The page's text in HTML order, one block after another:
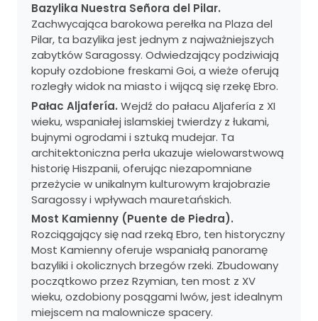
Bazylika Nuestra Señora del Pilar.
Zachwycająca barokowa perełka na Plaza del
Pilar, ta bazylika jest jednym z najważniejszych
zabytków Saragossy. Odwiedzający podziwiają
kopuły ozdobione freskami Goi, a wieże oferują
rozległy widok na miasto i wijącą się rzekę Ebro.
Pałac Aljafería. Wejdź do pałacu Aljafería z XI
wieku, wspaniałej islamskiej twierdzy z łukami,
bujnymi ogrodami i sztuką mudejar. Ta
architektoniczna perła ukazuje wielowarstwową
historię Hiszpanii, oferując niezapomniane
przeżycie w unikalnym kulturowym krajobrazie
Saragossy i wpływach mauretańskich.
Most Kamienny (Puente de Piedra).
Rozciągający się nad rzeką Ebro, ten historyczny
Most Kamienny oferuje wspaniałą panoramę
bazyliki i okolicznych brzegów rzeki. Zbudowany
początkowo przez Rzymian, ten most z XV
wieku, ozdobiony posągami lwów, jest idealnym
miejscem na malownicze spacery.